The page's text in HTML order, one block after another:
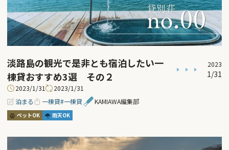
淡路島の観光で是非とも宿泊したい一
棟貸おすすめ3選 その２
2023
1/31
2023/1/31
2023/1/31
泊まる
一棟貸#一棟貸 KAMIAWA編集部
ペットOK 雨天OK